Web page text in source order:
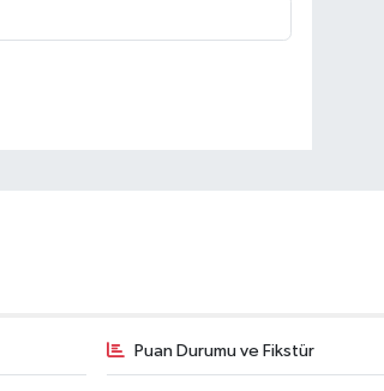
Puan Durumu ve Fikstür